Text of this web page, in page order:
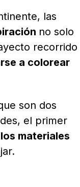
las
no solo
recorrido
a colorear
son dos
el primer
materiales